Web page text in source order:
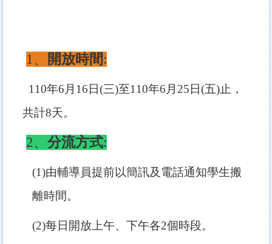
1 、 開放時間:
110年6月16日(三)至110年6月25日(五)止，
共計8天。
2、 分流方式:
(1)由輔導員提前以簡訊及電話通知學生搬
離時間。
(2)每日開放上午、下午各2個時段。